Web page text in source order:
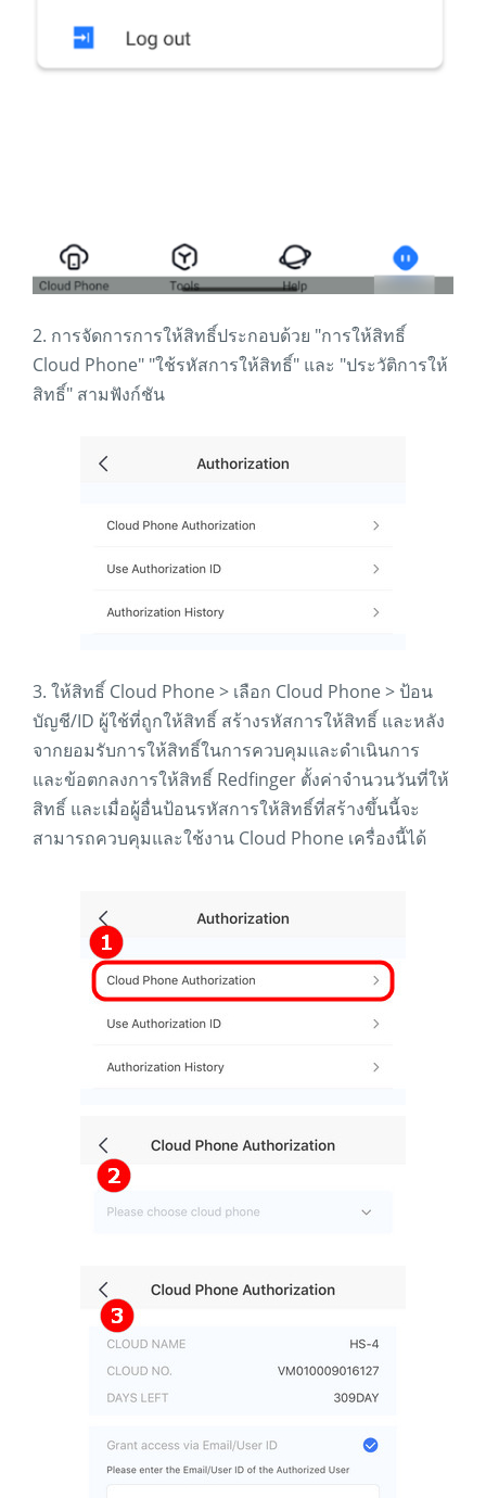
2. การจัดการการให้สิทธิ์ประกอบด้วย "การให้สิทธิ์
Cloud Phone" "ใช้รหัสการให้สิทธิ์" และ "ประวัติการให้
สิทธิ์" สามฟังก์ชัน
3. ให้สิทธิ์ Cloud Phone > เลือก Cloud Phone > ป้อน
บัญชี/ID ผู้ใช้ที่ถูกให้สิทธิ์ สร้างรหัสการให้สิทธิ์ และหลัง
จากยอมรับการให้สิทธิ์ในการควบคุมและดำเนินการ
และข้อตกลงการให้สิทธิ์ Redfinger ตั้งค่าจำนวนวันที่ให้
สิทธิ์ และเมื่อผู้อื่นป้อนรหัสการให้สิทธิ์ที่สร้างขึ้นนี้จะ
สามารถควบคุมและใช้งาน Cloud Phone เครื่องนี้ได้